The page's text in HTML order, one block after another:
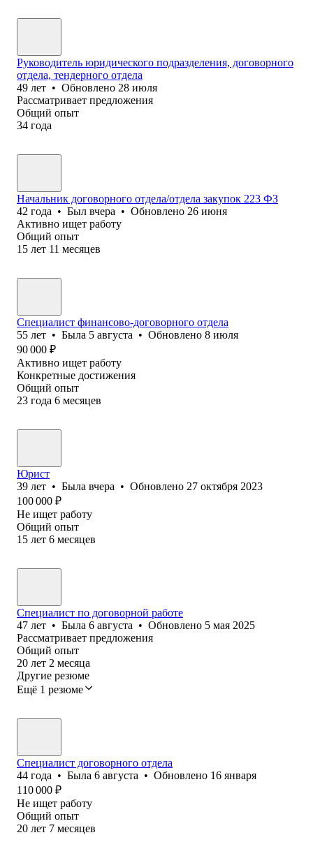
Руководитель юридического подразделения, договорного
отдела, тендерного отдела
49 лет • Обновлено 28 июля
Рассматривает предложения
Общий опыт
34 года
Начальник договорного отдела/отдела закупок 223 ФЗ
42 года • Был вчера • Обновлено 26 июня
Активно ищет работу
Общий опыт
15 лет 11 месяцев
Специалист финансово-договорного отдела
55 лет • Была 5 августа • Обновлено 8 июля
90 000 ₽
Активно ищет работу
Конкретные достижения
Общий опыт
23 года 6 месяцев
Юрист
39 лет • Была вчера • Обновлено 27 октября 2023
100 000 ₽
Не ищет работу
Общий опыт
15 лет 6 месяцев
Специалист по договорной работе
47 лет • Была 6 августа • Обновлено 5 мая 2025
Рассматривает предложения
Общий опыт
20 лет 2 месяца
Другие резюме
Ещё 1 резюме
Специалист договорного отдела
44 года • Была 6 августа • Обновлено 16 января
110 000 ₽
Не ищет работу
Общий опыт
20 лет 7 месяцев